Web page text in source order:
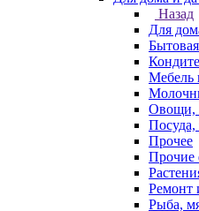
Назад
Для
Мебель
Овощи,
Посуда,
Прочее
Прочие
Ремонт
Рыба,